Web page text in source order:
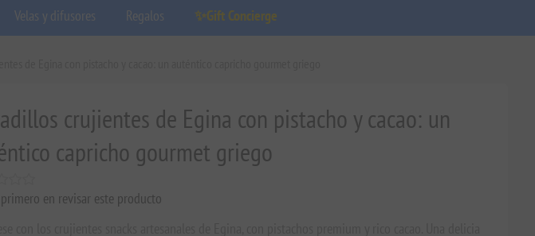
Velas y difusores Regalos ✨Gift Concierge
crujientes de Egina con pistacho y cacao: un
capricho gourmet griego
en revisar este producto